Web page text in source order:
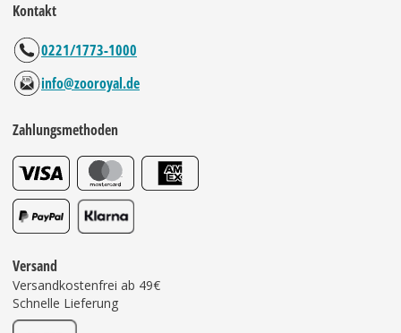
Kontakt
0221/1773-1000
info@zooroyal.de
Zahlungsmethoden
Versand
Versandkostenfrei ab 49€
Schnelle Lieferung